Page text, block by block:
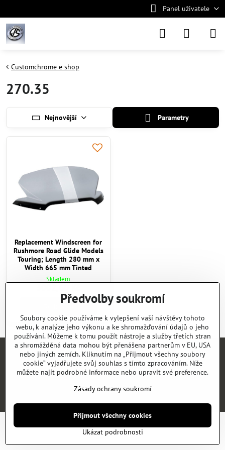
Panel uživatele
Customchrome e shop
270.35
Nejnovější Parametry
Replacement Windscreen for
Rushmore Road Glide Models
Touring; Length 280 mm x
Width 665 mm Tinted
Skladem
ÚvodE-SHOPKATALOGYNEWSKONTAKT REFERENCE
Předvolby soukromíZásady ochrany soukromí
Předvolby soukromí
Soubory cookie používáme k vylepšení vaší návštěvy tohoto
webu, k analýze jeho výkonu a ke shromažďování údajů o jeho
používání. Můžeme k tomu použít nástroje a služby třetích stran
a shromážděná data mohou být přenášena partnerům v EU, USA
nebo jiných zemích. Kliknutím na „Přijmout všechny soubory
cookie“ vyjadřujete svůj souhlas s tímto zpracováním. Níže
můžete najít podrobné informace nebo upravit své preference.
Zásady ochrany soukromí
Ukázat podrobnosti
Přijmout všechny cookies